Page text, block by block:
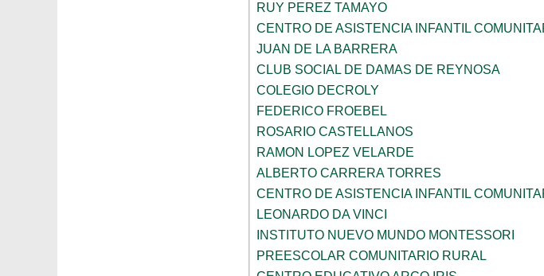
RUY PEREZ TAMAYO
CENTRO DE ASISTENCIA INFANTIL
JUAN DE LA BARRERA
CLUB SOCIAL DE DAMAS DE REYNOSA
COLEGIO DECROLY
FEDERICO FROEBEL
ROSARIO CASTELLANOS
RAMON LOPEZ VELARDE
ALBERTO CARRERA TORRES
CENTRO DE ASISTENCIA INFANTIL
LEONARDO DA VINCI
INSTITUTO NUEVO MUNDO MONTESSORI
PREESCOLAR COMUNITARIO RURAL